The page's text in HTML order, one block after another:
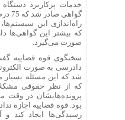
راه‌اندازی این
که بیشتر این گواهی‌ها
صورت می‌گیرد.
دادرسی به صورت
شد که این مسئله
که از نظر حقوقی
پرونده‌هایشان در وقت
بود. قوه قضاییه اجازه
رسیدگی‌ها ایجاد کند و